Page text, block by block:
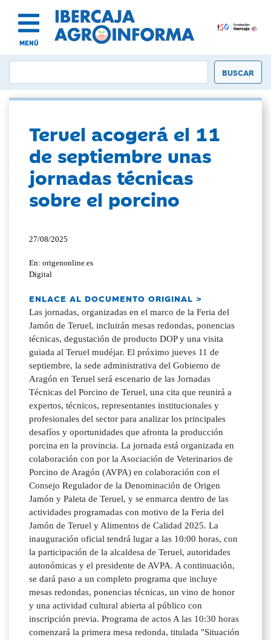
MENÚ
Teruel acogerá el 11
de septiembre unas
jornadas técnicas
sobre el porcino
27/08/2025
En: origenonline.es
Digital
ENLACE AL DOCUMENTO ORIGINAL >
Las jornadas, organizadas en el marco de la Feria del
Jamón de Teruel, incluirán mesas redondas, ponencias
técnicas, degustación de producto DOP y una visita
guiada al Teruel mudéjar. El próximo jueves 11 de
septiembre, la sede administrativa del Gobierno de
Aragón en Teruel será escenario de las Jornadas
Técnicas del Porcino de Teruel, una cita que reunirá a
expertos, técnicos, representantes institucionales y
profesionales del sector para analizar los principales
desafíos y oportunidades que afronta la producción
porcina en la provincia. La jornada está organizada en
colaboración con por la Asociación de Veterinarios de
Porcino de Aragón (AVPA) en colaboración con el
Consejo Regulador de la Denominación de Origen
Jamón y Paleta de Teruel, y se enmarca dentro de las
actividades programadas con motivo de la Feria del
Jamón de Teruel y Alimentos de Calidad 2025. La
inauguración oficial tendrá lugar a las 10:00 horas, con
la participación de la alcaldesa de Teruel, autoridades
autonómicas y el presidente de AVPA. A continuación,
se dará paso a un completo programa que incluye
mesas redondas, ponencias técnicas, un vino de honor
y una actividad cultural abierta al público con
inscripción previa. Programa de actos A las 10:30 horas
comenzará la primera mesa redonda, titulada "Situación